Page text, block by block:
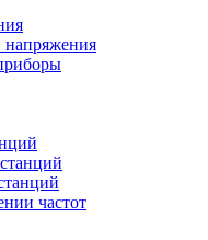
напряжения
частот